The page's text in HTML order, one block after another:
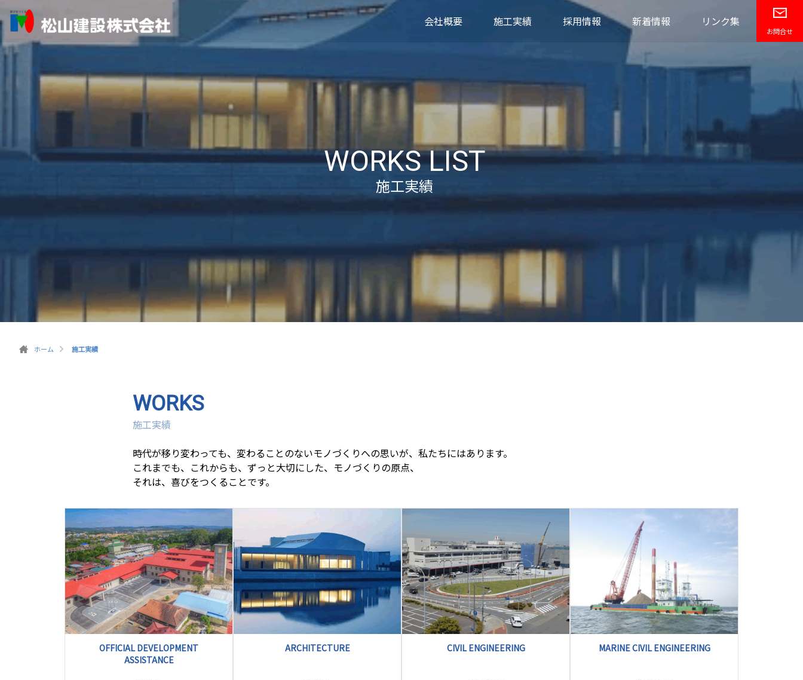
会社概要 施工実績 採用情報 新着情報 リンク集
お問合せ
WORKS LIST
施工実績
ホーム 施工実績
WORKS
施工実績
時代が移り変わっても、変わることのないモノづくりへの思いが、私たちにはあります。
これまでも、これからも、ずっと大切にした、モノづくりの原点、
それは、喜びをつくることです。
OFFICIAL DEVELOPMENT
ASSISTANCE
ARCHITECTURE CIVIL ENGINEERING MARINE CIVIL ENGINEERING